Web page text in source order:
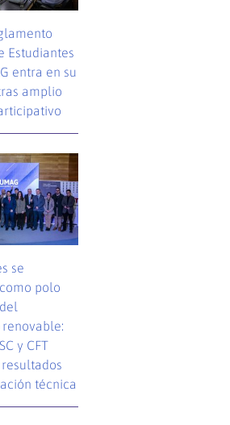
Estudiantes
entra en su
amplio
se
polo
y CFT
técnica